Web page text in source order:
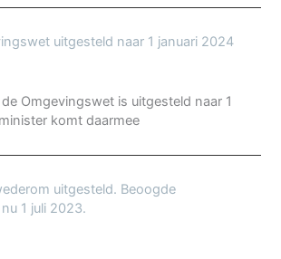
uitgesteld naar 1 januari 2024
Omgevingswet is uitgesteld naar 1
komt daarmee
uitgesteld. Beoogde
1 juli 2023.